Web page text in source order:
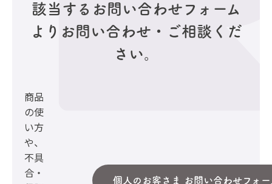
該当するお問い合わせフォーム
より お問い合わせ・ご相談くだ
さい。
商品
の使
い方
や、
不具
合・
個人のお客さま お問い合わせフォー